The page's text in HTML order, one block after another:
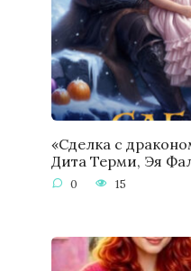
«Сделка с
Дита Терми, Эя
0 15